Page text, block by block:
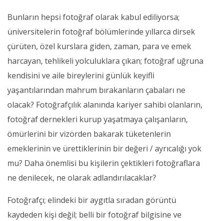
Bunların hepsi fotoğraf olarak kabul ediliyorsa;
üniversitelerin fotoğraf bölümlerinde yıllarca dirsek
çürüten, özel kurslara giden, zaman, para ve emek
harcayan, tehlikeli yolculuklara çıkan; fotoğraf uğruna
kendisini ve aile bireylerini günlük keyifli
yaşantılarından mahrum bırakanların çabaları ne
olacak? Fotoğrafçılık alanında kariyer sahibi olanların,
fotoğraf dernekleri kurup yaşatmaya çalışanların,
ömürlerini bir vizörden bakarak tüketenlerin
emeklerinin ve ürettiklerinin bir değeri / ayrıcalığı yok
mu? Daha önemlisi bu kişilerin çektikleri fotoğraflara
ne denilecek, ne olarak adlandırılacaklar?
Fotoğrafçı; elindeki bir aygıtla sıradan görüntü
kaydeden kişi değil; belli bir fotoğraf bilgisine ve